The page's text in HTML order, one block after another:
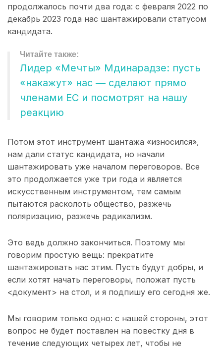
продолжалось почти два года: с февраля 2022 по
декабрь 2023 года нас шантажировали статусом
кандидата.
Лидер «Мечты» Мдинарадзе: пусть
«накажут» нас — сделают прямо
членами ЕС и посмотрят на нашу
реакцию
Потом этот инструмент шантажа «износился»,
нам дали статус кандидата, но начали
шантажировать уже началом переговоров. Все
это продолжается уже три года и является
искусственным инструментом, тем самым
пытаются расколоть общество, разжечь
поляризацию, разжечь радикализм.
Это ведь должно закончиться. Поэтому мы
говорим простую вещь: прекратите
шантажировать нас этим. Пусть будут добры, и
если хотят начать переговоры, положат пусть
<документ> на стол, и я подпишу его сегодня же.
Мы говорим только одно: с нашей стороны, этот
вопрос не будет поставлен на повестку дня в
течение следующих четырех лет, чтобы не